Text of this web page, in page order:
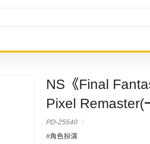
NS《Final
Pixel Remaster(
PD-25540
#角色扮演